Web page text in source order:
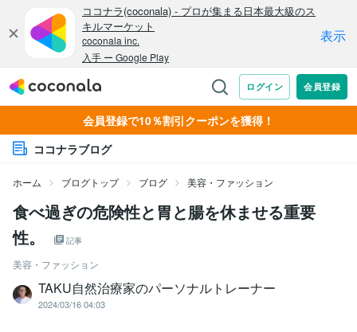
会員登録で10％割引クーポンを獲得！
ココナラブログ
ホーム ブログトップ ブログ 美容・ファッション
食べ過ぎの危険性と胃と腸を休ませる重要
性。
記事
美容・ファッション
TAKU自然治療家のパーソナルトレーナー
2024/03/16 04:03